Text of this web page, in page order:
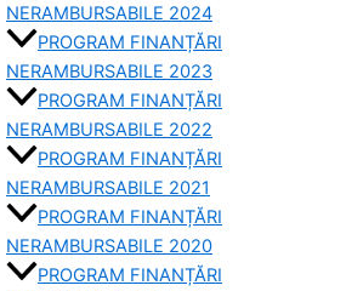
NERAMBURSABILE 2024
PROGRAM FINANȚĂRI
NERAMBURSABILE 2023
PROGRAM FINANȚĂRI
NERAMBURSABILE 2022
PROGRAM FINANȚĂRI
NERAMBURSABILE 2021
PROGRAM FINANȚĂRI
NERAMBURSABILE 2020
PROGRAM FINANȚĂRI